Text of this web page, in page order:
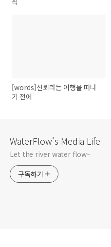
[words]신뢰라는 여행을 떠나
기 전에
WaterFlow's Media Life
Let the river water flow~
구독하기